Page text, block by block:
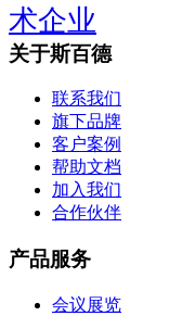
术企业
关于斯百德
联系我们
旗下品牌
客户案例
帮助文档
加入我们
合作伙伴
产品服务
会议展览